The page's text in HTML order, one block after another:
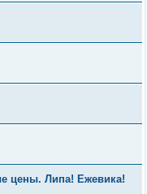
цены. Липа! Ежевика!